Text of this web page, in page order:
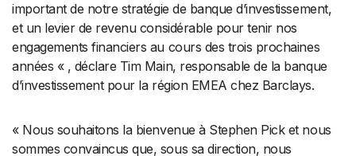
important de notre stratégie de banque d’investissement,
et un levier de revenu considérable pour tenir nos
engagements financiers au cours des trois prochaines
années « , déclare Tim Main, responsable de la banque
d’investissement pour la région EMEA chez Barclays.
« Nous souhaitons la bienvenue à Stephen Pick et nous
sommes convaincus que, sous sa direction, nous